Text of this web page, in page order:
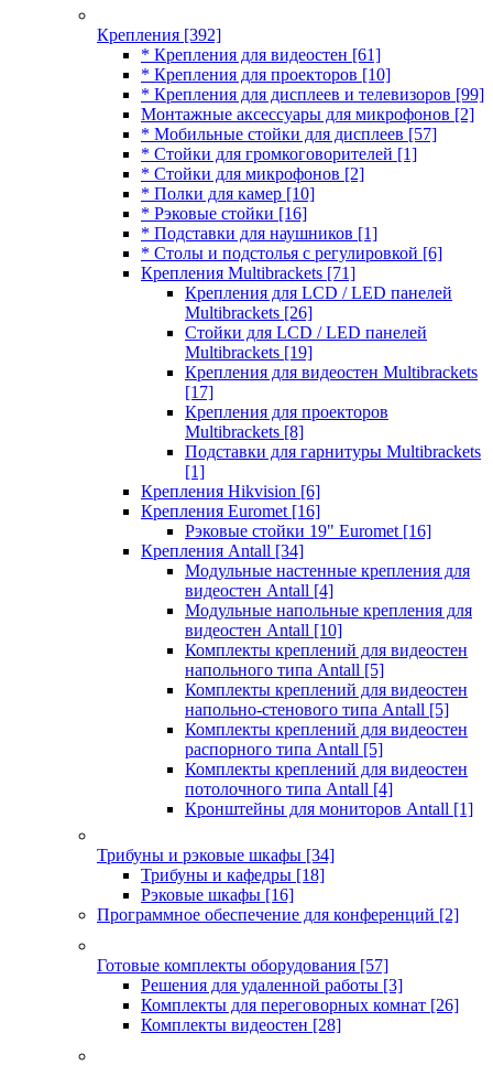
Крепления [392]
* Крепления для видеостен [61]
* Крепления для проекторов [10]
* Крепления для дисплеев и телевизоров [99]
Монтажные аксессуары для микрофонов [2]
* Мобильные стойки для дисплеев [57]
* Стойки для громкоговорителей [1]
* Стойки для микрофонов [2]
* Полки для камер [10]
* Рэковые стойки [16]
* Подставки для наушников [1]
* Столы и подстолья с регулировкой [6]
Крепления Multibrackets [71]
Крепления для LCD / LED панелей
Multibrackets [26]
Стойки для LCD / LED панелей
Multibrackets [19]
Крепления для видеостен Multibrackets
[17]
Крепления для проекторов
Multibrackets [8]
Подставки для гарнитуры Multibrackets
[1]
Крепления Hikvision [6]
Крепления Euromet [16]
Рэковые стойки 19" Euromet [16]
Крепления Antall [34]
Модульные настенные крепления для
видеостен Antall [4]
Модульные напольные крепления для
видеостен Antall [10]
Комплекты креплений для видеостен
напольного типа Antall [5]
Комплекты креплений для видеостен
напольно-стенового типа Antall [5]
Комплекты креплений для видеостен
распорного типа Antall [5]
Комплекты креплений для видеостен
потолочного типа Antall [4]
Кронштейны для мониторов Antall [1]
Трибуны и рэковые шкафы [34]
Трибуны и кафедры [18]
Рэковые шкафы [16]
Программное обеспечение для конференций [2]
Готовые комплекты оборудования [57]
Решения для удаленной работы [3]
Комплекты для переговорных комнат [26]
Комплекты видеостен [28]